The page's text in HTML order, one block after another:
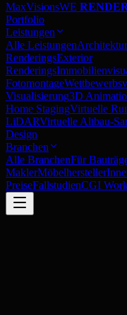
MaxVisionsWE
Portfolio
Leistungen
Alle Leistungen
RenderingsExterior
Renderings
Fotomontage
Visualisierung3D
Home StagingVirtuelle
LiDARVirtuelle Altbau-
Design
Branchen
Alle BranchenFür
MaklerMöbelhersteller
PreiseFallstudienCGI